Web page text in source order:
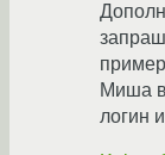
Миша в
логин